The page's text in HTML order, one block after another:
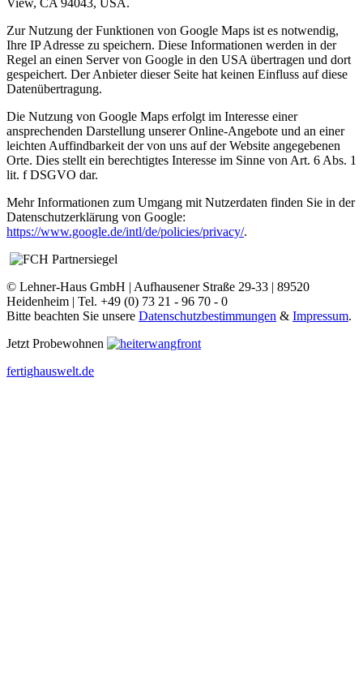
View, CA 94043, USA.
Zur Nutzung der Funktionen von Google Maps ist es notwendig,
Ihre IP Adresse zu speichern. Diese Informationen werden in der
Regel an einen Server von Google in den USA übertragen und dort
gespeichert. Der Anbieter dieser Seite hat keinen Einfluss auf diese
Datenübertragung.
Die Nutzung von Google Maps erfolgt im Interesse einer
ansprechenden Darstellung unserer Online-Angebote und an einer
leichten Auffindbarkeit der von uns auf der Website angegebenen
Orte. Dies stellt ein berechtigtes Interesse im Sinne von Art. 6 Abs. 1
lit. f DSGVO dar.
Mehr Informationen zum Umgang mit Nutzerdaten finden Sie in der
Datenschutzerklärung von Google:
https://www.google.de/intl/de/policies/privacy/.
© Lehner-Haus GmbH | Aufhausener Straße 29-33 | 89520
Heidenheim | Tel. +49 (0) 73 21 - 96 70 - 0
Bitte beachten Sie unsere Datenschutzbestimmungen & Impressum.
Jetzt Probewohnen
fertighauswelt.de